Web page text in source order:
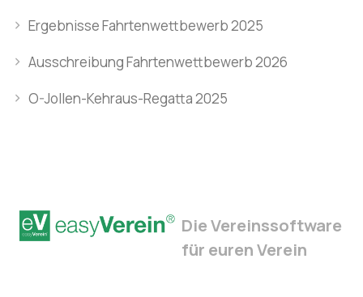
Ergebnisse Fahrtenwettbewerb 2025
Ausschreibung Fahrtenwettbewerb 2026
O-Jollen-Kehraus-Regatta 2025
Die Vereinssoftware
für euren Verein